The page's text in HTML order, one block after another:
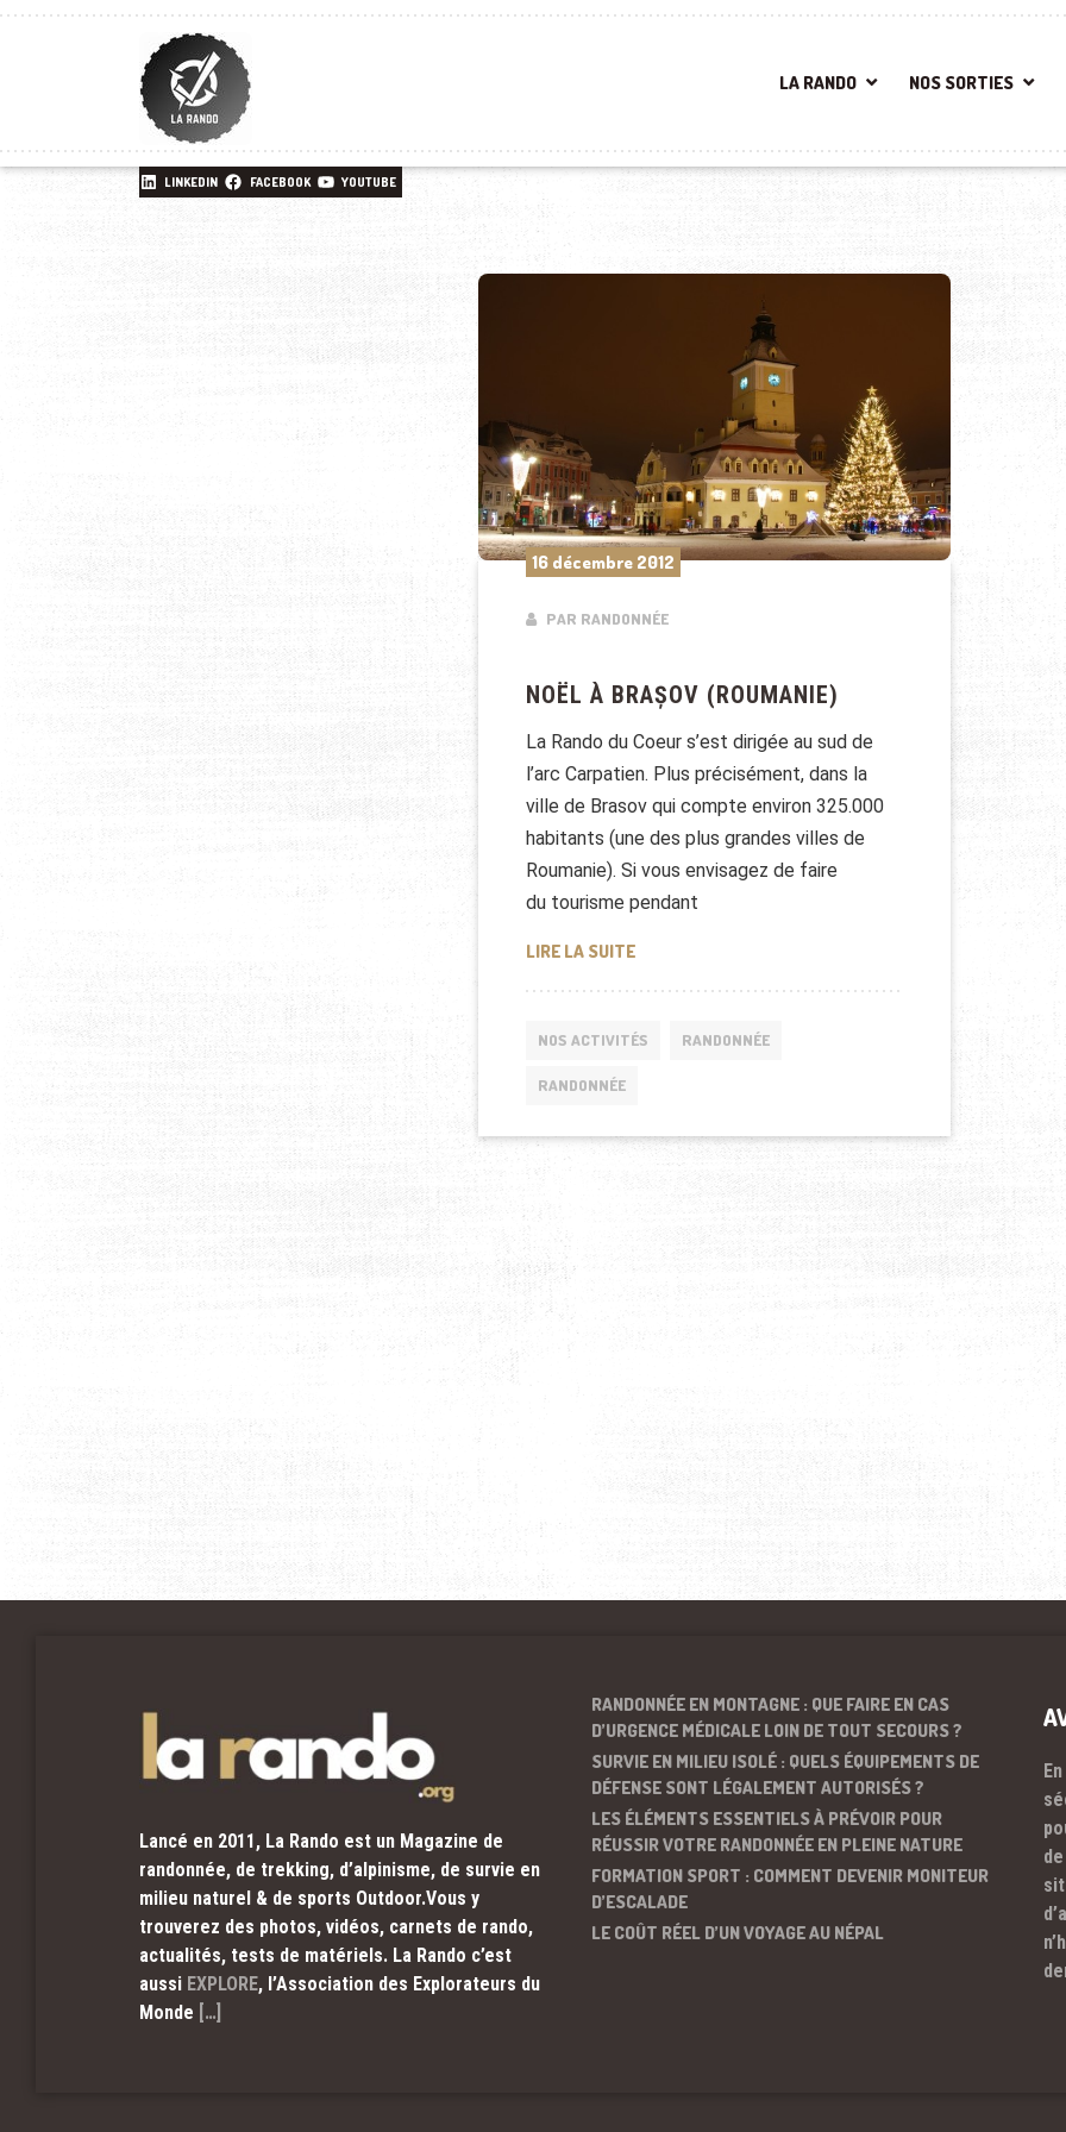
LA RANDO NOS SORTIES
LINKEDIN FACEBOOK YOUTUBE
16 décembre 2012
PAR RANDONNÉE
NOËL À BRAȘOV (ROUMANIE)
La Rando du Coeur s’est dirigée au sud de
l’arc Carpatien. Plus précisément, dans la
ville de Brasov qui compte environ 325.000
habitants (une des plus grandes villes de
Roumanie). Si vous envisagez de faire
du tourisme pendant
LIRE LA SUITENOËL À BRAȘOV (ROUMANIE)
NOS ACTIVITÉS RANDONNÉE
RANDONNÉE
Lancé en 2011, La Rando est un Magazine de
randonnée, de trekking, d’alpinisme, de survie en
milieu naturel & de sports Outdoor.Vous y
trouverez des photos, vidéos, carnets de rando,
actualités, tests de matériels. La Rando c’est
aussi EXPLORE, l’Association des Explorateurs du
Monde […]
RANDONNÉE EN MONTAGNE : QUE FAIRE EN CAS
D’URGENCE MÉDICALE LOIN DE TOUT SECOURS ?
SURVIE EN MILIEU ISOLÉ : QUELS ÉQUIPEMENTS DE
DÉFENSE SONT LÉGALEMENT AUTORISÉS ?
LES ÉLÉMENTS ESSENTIELS À PRÉVOIR POUR
RÉUSSIR VOTRE RANDONNÉE EN PLEINE NATURE
FORMATION SPORT : COMMENT DEVENIR MONITEUR
D’ESCALADE
LE COÛT RÉEL D’UN VOYAGE AU NÉPAL